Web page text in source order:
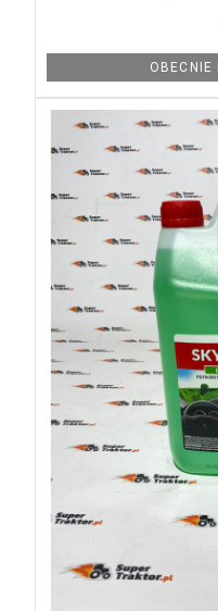
OBECNIE